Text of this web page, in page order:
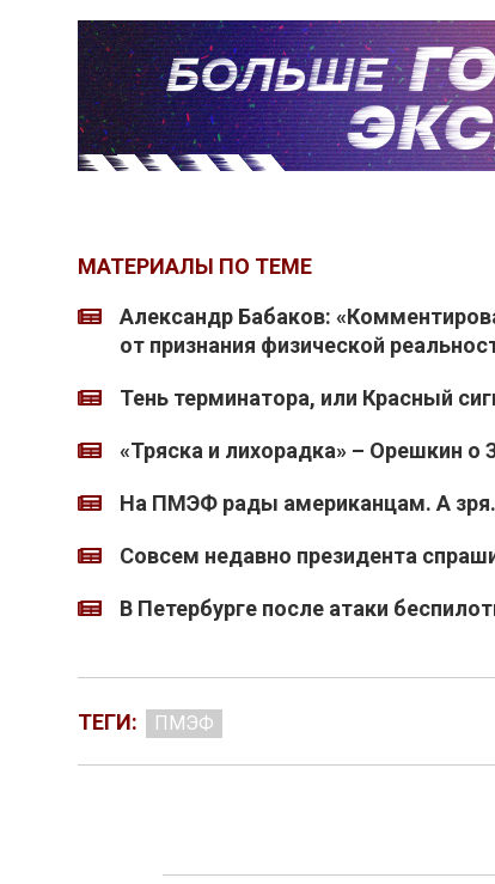
МАТЕРИАЛЫ ПО ТЕМЕ
Александр Бабаков:
от признания физической
Тень терминатора, или Красный
«Тряска и лихорадка» – Орешкин о
На ПМЭФ рады американцам. А
Совсем недавно президента
В Петербурге после атаки
ТЕГИ: ПМЭФ